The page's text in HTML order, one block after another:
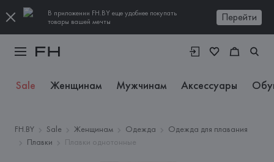
В приложении FH.BY еще удобнее покупать
товары вашей мечты
Перейти
Sale Женщинам Мужчинам Аксессуары
FH.BY Sale Женщинам Одежда
Одежда для плавания
Плавки
Плавки однотонные